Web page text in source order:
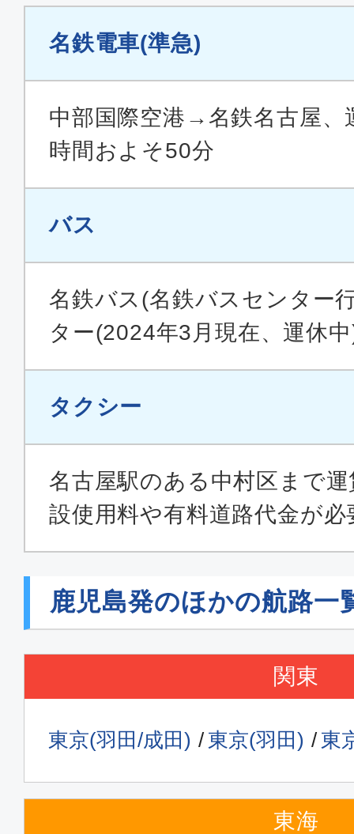
名鉄電車(準急)
中部国際空港→名鉄名古屋、
時間およそ50分
バス
名鉄バス(名鉄バスセンター
ター(2024年3月現在、運休
タクシー
名古屋駅のある中村区まで
設使用料や有料道路代金が必
鹿児島発のほかの航路一
関東
東京(羽田/成田) 東京(羽田) 東
東海